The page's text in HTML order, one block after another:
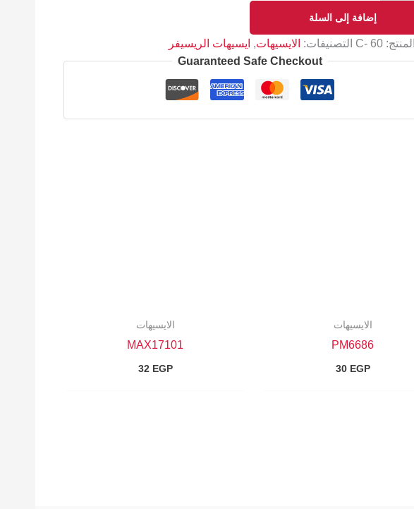
إضافة إلى السلة
C- 60 التصنيفات: الايسيهات, ايسيهات الريسيفر
Guaranteed Safe Checkout
الايسيهات
PM6686
30 EGP
الايسيهات
MAX17101
32 EGP